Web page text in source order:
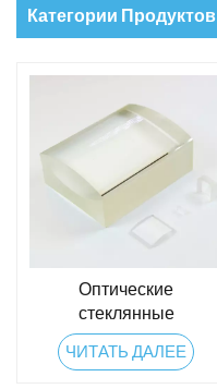
Категории Продуктов
Оптические
стеклянные
плосковогнутые
цилиндрические линзы
ЧИТАТЬ ДАЛЕЕ